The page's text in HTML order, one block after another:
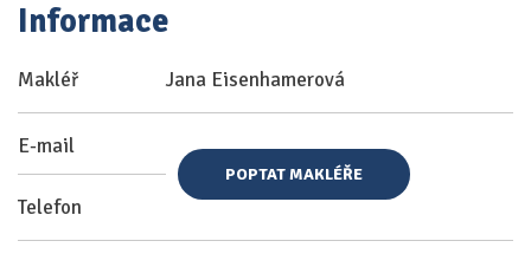
Informace
Makléř Jana Eisenhamerová
E-mail
Telefon
POPTAT MAKLÉŘE